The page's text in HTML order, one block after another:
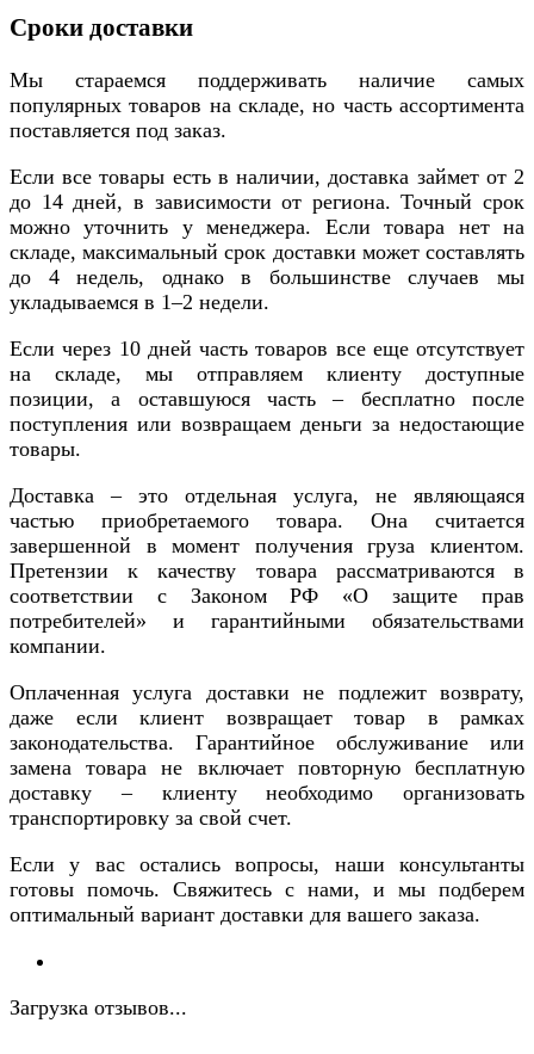
Сроки доставки
Мы стараемся поддерживать наличие самых
популярных товаров на складе, но часть ассортимента
поставляется под заказ.
Если все товары есть в наличии, доставка займет от 2
до 14 дней, в зависимости от региона. Точный срок
можно уточнить у менеджера. Если товара нет на
складе, максимальный срок доставки может составлять
до 4 недель, однако в большинстве случаев мы
укладываемся в 1–2 недели.
Если через 10 дней часть товаров все еще отсутствует
на складе, мы отправляем клиенту доступные
позиции, а оставшуюся часть – бесплатно после
поступления или возвращаем деньги за недостающие
товары.
Доставка – это отдельная услуга, не являющаяся
частью приобретаемого товара. Она считается
завершенной в момент получения груза клиентом.
Претензии к качеству товара рассматриваются в
соответствии с Законом РФ «О защите прав
потребителей» и гарантийными обязательствами
компании.
Оплаченная услуга доставки не подлежит возврату,
даже если клиент возвращает товар в рамках
законодательства. Гарантийное обслуживание или
замена товара не включает повторную бесплатную
доставку – клиенту необходимо организовать
транспортировку за свой счет.
Если у вас остались вопросы, наши консультанты
готовы помочь. Свяжитесь с нами, и мы подберем
оптимальный вариант доставки для вашего заказа.
Загрузка отзывов...